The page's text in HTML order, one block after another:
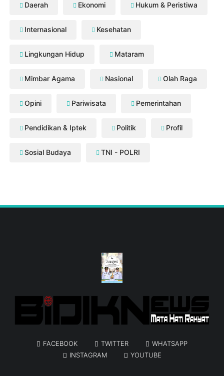
Daerah Ekonomi Hukum & Peristiwa
Internasional Kesehatan
Lingkungan Hidup Mataram
Mimbar Agama Nasional Olah Raga
Opini Pariwisata Pemerintahan
Pendidikan & Iptek Politik Profil
Sosial Budaya TNI - POLRI
FACEBOOK TWITTER
WHATSAPP
INSTAGRAM
YOUTUBE